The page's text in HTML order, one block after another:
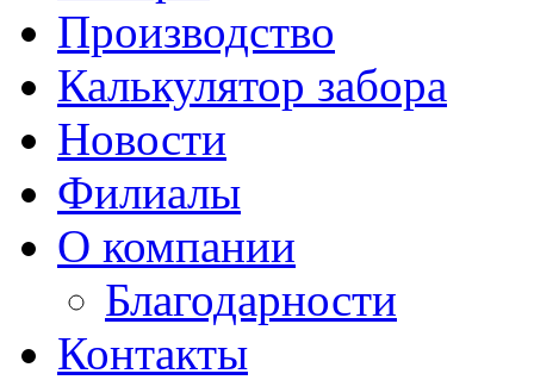
Производство
Калькулятор забора
Новости
Филиалы
О компании
Благодарности
Контакты